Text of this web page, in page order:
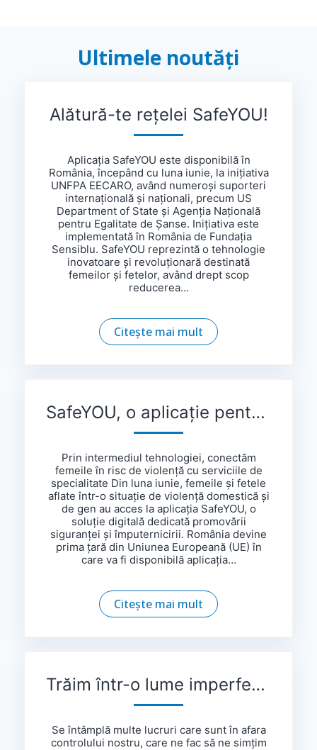
Ultimele noutăți
Alătură-te rețelei SafeYOU!
Aplicația SafeYOU este disponibilă în
România, începând cu luna iunie, la inițiativa
UNFPA EECARO, având numeroși suporteri
internațională și naționali, precum US
Department of State și Agenția Națională
pentru Egalitate de Șanse. Inițiativa este
implementată în România de Fundația
Sensiblu. SafeYOU reprezintă o tehnologie
inovatoare și revoluționară destinată
femeilor și fetelor, având drept scop
reducerea…
Citește mai mult
SafeYOU, o aplicație pentru femeile și fetele victime ale violenței
Prin intermediul tehnologiei, conectăm
femeile în risc de violență cu serviciile de
specialitate Din luna iunie, femeile și fetele
aflate într-o situație de violență domestică și
de gen au acces la aplicația SafeYOU, o
soluție digitală dedicată promovării
siguranței și împuternicirii. România devine
prima țară din Uniunea Europeană (UE) în
care va fi disponibilă aplicația…
Citește mai mult
Trăim într-o lume imperfectă și, uneori, viață e nedreaptă
Se întâmplă multe lucruri care sunt în afara
controlului nostru, care ne fac să ne simțim